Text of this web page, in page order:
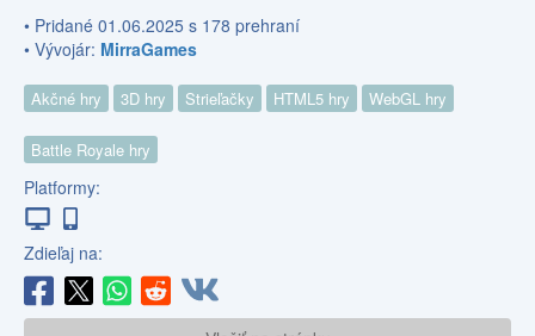
• Pridané 01.06.2025 s 178 prehraní
• Vývojár: MirraGames
Akčné hry 3D hry Strieľačky HTML5 hry WebGL hry
Battle Royale hry
Platformy:
Zdieľaj na: